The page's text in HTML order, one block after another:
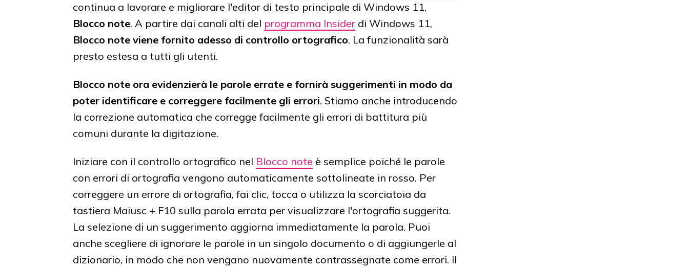
continua a lavorare e migliorare l'editor di testo principale di Windows 11,
Blocco note. A partire dai canali alti del programma Insider di Windows 11,
Blocco note viene fornito adesso di controllo ortografico. La funzionalità sarà
presto estesa a tutti gli utenti.
Blocco note ora evidenzierà le parole errate e fornirà suggerimenti in modo da
poter identificare e correggere facilmente gli errori. Stiamo anche introducendo
la correzione automatica che corregge facilmente gli errori di battitura più
comuni durante la digitazione.
Iniziare con il controllo ortografico nel Blocco note è semplice poiché le parole
con errori di ortografia vengono automaticamente sottolineate in rosso. Per
correggere un errore di ortografia, fai clic, tocca o utilizza la scorciatoia da
tastiera Maiusc + F10 sulla parola errata per visualizzare l'ortografia suggerita.
La selezione di un suggerimento aggiorna immediatamente la parola. Puoi
anche scegliere di ignorare le parole in un singolo documento o di aggiungerle al
dizionario, in modo che non vengano nuovamente contrassegnate come errori. Il